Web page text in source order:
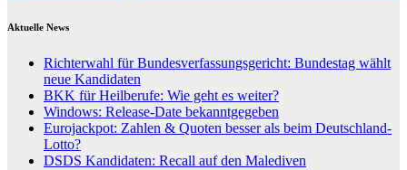
Aktuelle News
Richterwahl für Bundesverfassungsgericht: Bundestag wählt
neue Kandidaten
BKK für Heilberufe: Wie geht es weiter?
Windows: Release-Date bekanntgegeben
Eurojackpot: Zahlen & Quoten besser als beim Deutschland-
Lotto?
DSDS Kandidaten: Recall auf den Malediven